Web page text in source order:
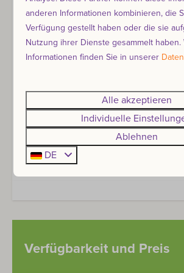
Wenn du eine bestimmte
nebeneinander buchen
ersten Buchungsschritt auf der
Wunschplatz aus. Für die
Hunde sind nicht erlaubt
Kochen ist nicht erlaubt
Rauchen ist nicht erlaubt
Maximaler Aufenthalt 7 Tage
Verfügbarkeit und Preis
anderen Informationen kombinieren, die
Verfügung gestellt haben oder die sie
Nutzung ihrer Dienste gesammelt haben.
Informationen finden Sie in unserer
Alle akzeptieren
Individuelle
Ablehnen
DE